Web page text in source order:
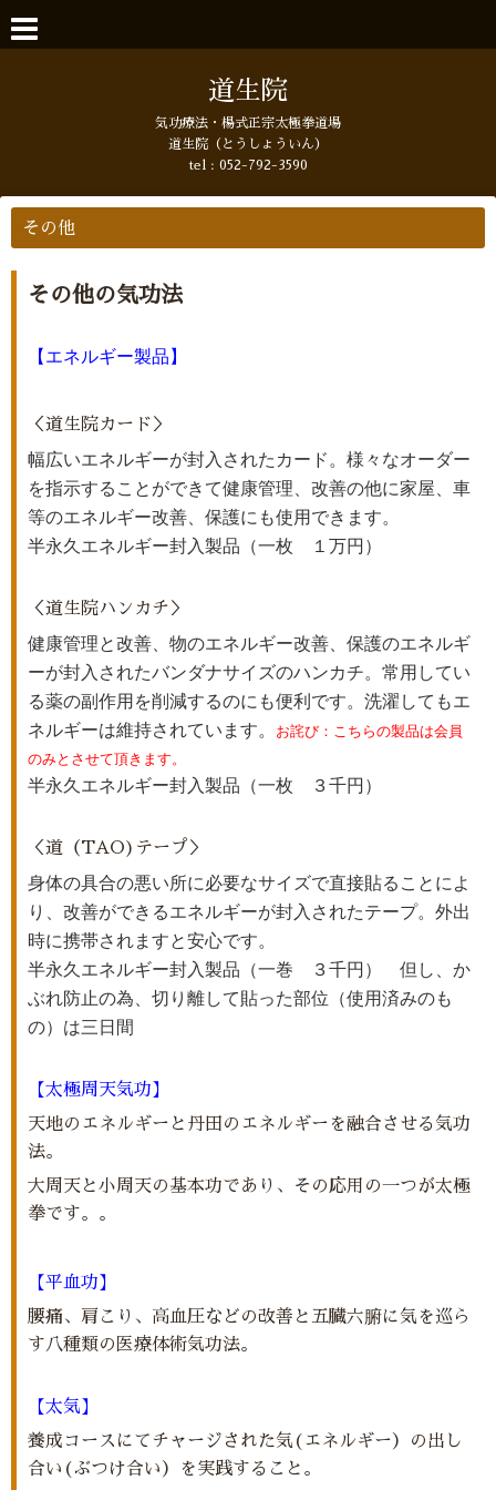
道生院
気功療法・楊式正宗太極拳道場
道生院（とうしょういん）
tel : 052-792-3590
その他
その他の気功法
【エネルギー製品】
＜道生院カード＞
幅広いエネルギーが封入されたカード。様々なオーダー
を指示することができて健康管理、改善の他に家屋、車
等のエネルギー改善、保護にも使用できます。
半永久エネルギー封入製品（一枚 １万円）
＜道生院ハンカチ＞
健康管理と改善、物のエネルギー改善、保護のエネルギ
ーが封入されたバンダナサイズのハンカチ。常用してい
る薬の副作用を削減するのにも便利です。洗濯してもエ
ネルギーは維持されています。
お詫び：こちらの製品は会員
のみとさせて頂きます。
半永久エネルギー封入製品（一枚 ３千円）
＜道（TAO)テープ＞
身体の具合の悪い所に必要なサイズで直接貼ることによ
り、改善ができるエネルギーが封入されたテープ。外出
時に携帯されますと安心です。
半永久エネルギー封入製品（一巻 ３千円） 但し、か
ぶれ防止の為、切り離して貼った部位（使用済みのも
の）は三日間
【太極周天気功】
天地のエネルギーと丹田のエネルギーを融合させる気功
法。
大周天と小周天の基本功であり、その応用の一つが太極
拳です。。
【平血功】
腰痛、肩こり、高血圧などの改善と五臓六腑に気を巡ら
す八種類の医療体術気功法。
【太気】
養成コースにてチャージされた気(エネルギー）の出し
合い(ぶつけ合い）を実践すること。